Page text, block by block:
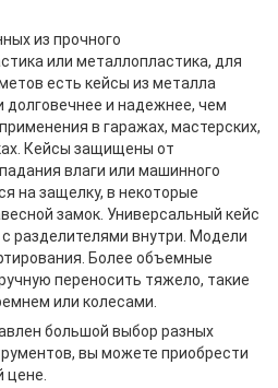
из прочного
или металлопластика, для
есть кейсы из металла
и надежнее, чем
в гаражах, мастерских,
Кейсы защищены от
влаги или машинного
на защелку, в некоторые
замок. Универсальный кейс
разделителями внутри. Модели
Более объемные
переносить тяжело, такие
или колесами.
большой выбор разных
вы можете приобрести
цене.